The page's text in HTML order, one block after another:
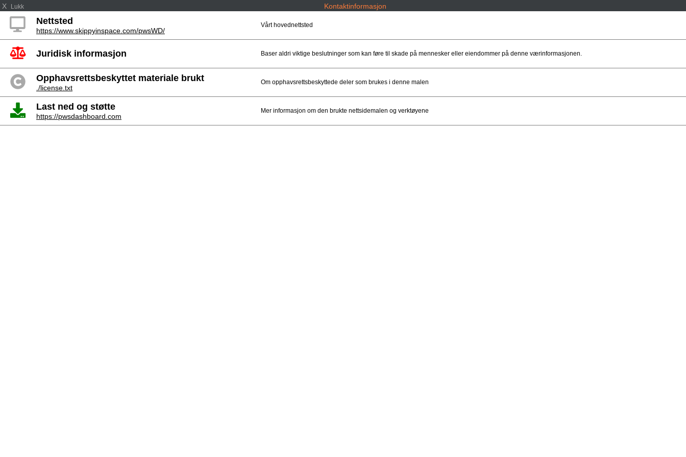
X Lukk Kontaktinformasjon
Nettsted
https://www.skippyinspace.com/pwsWD/
Vårt hovednettsted
Juridisk informasjon Baser aldri viktige beslutninger som kan føre til skade på mennesker eller eiendommer på denne værinformasjonen.
Opphavsrettsbeskyttet materiale brukt
./license.txt
Om opphavsrettsbeskyttede deler som brukes i denne malen
Last ned og støtte
https://pwsdashboard.com
Mer informasjon om den brukte nettsidemalen og verktøyene